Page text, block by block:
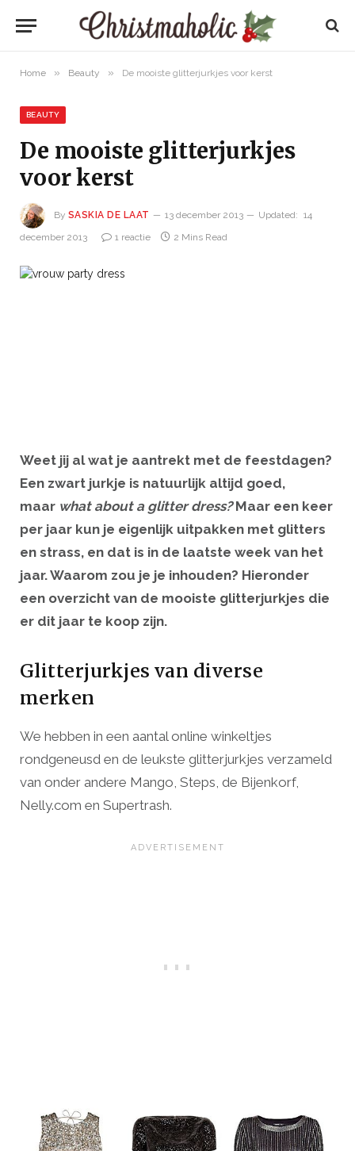
Home » Beauty » De mooiste glitterjurkjes voor kerst
BEAUTY
De mooiste glitterjurkjes
voor kerst
By SASKIA DE LAAT 13 december 2013 Updated: 14
december 2013
1 reactie 2 Mins Read
Weet jij al wat je aantrekt met de feestdagen?
Een zwart jurkje is natuurlijk altijd goed,
maar what about a glitter dress?Maar een keer
per jaar kun je eigenlijk uitpakken met glitters
en strass, en dat is in de laatste week van het
jaar. Waarom zou je je inhouden? Hieronder
een overzicht van de mooiste glitterjurkjes die
er dit jaar te koop zijn.
Glitterjurkjes van diverse
merken
We hebben in een aantal online winkeltjes
rondgeneusd en de leukste glitterjurkjes verzameld
van onder andere Mango, Steps, de Bijenkorf,
Nelly.com en Supertrash.